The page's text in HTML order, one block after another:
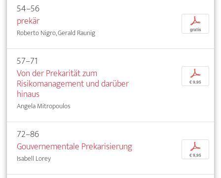
54–56
prekär
Roberto Nigro, Gerald Raunig
p
gratis
57–71
Von der Prekarität zum
Risikomanagement und darüber
hinaus
Angela Mitropoulos
p
€ 9,95
72–86
Gouvernementale Prekarisierung
Isabell Lorey
p
€ 9,95